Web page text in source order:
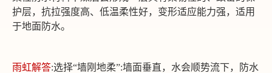
护层，抗拉强度高、低温柔性好，变形适应能力强，适用
于地面防水。
雨虹解答:选择“墙刚地柔”:墙面垂直，水会顺势流下，防水